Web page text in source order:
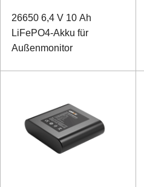
26650 6,4 V 10 Ah
LiFePO4-Akku für
Außenmonitor